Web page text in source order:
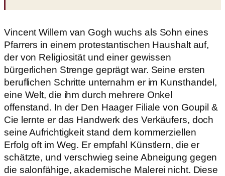
Vincent Willem van Gogh wuchs als Sohn eines
Pfarrers in einem protestantischen Haushalt auf,
der von Religiosität und einer gewissen
bürgerlichen Strenge geprägt war. Seine ersten
beruflichen Schritte unternahm er im Kunsthandel,
eine Welt, die ihm durch mehrere Onkel
offenstand. In der Den Haager Filiale von Goupil &
Cie lernte er das Handwerk des Verkäufers, doch
seine Aufrichtigkeit stand dem kommerziellen
Erfolg oft im Weg. Er empfahl Künstlern, die er
schätzte, und verschwieg seine Abneigung gegen
die salonfähige, akademische Malerei nicht. Diese